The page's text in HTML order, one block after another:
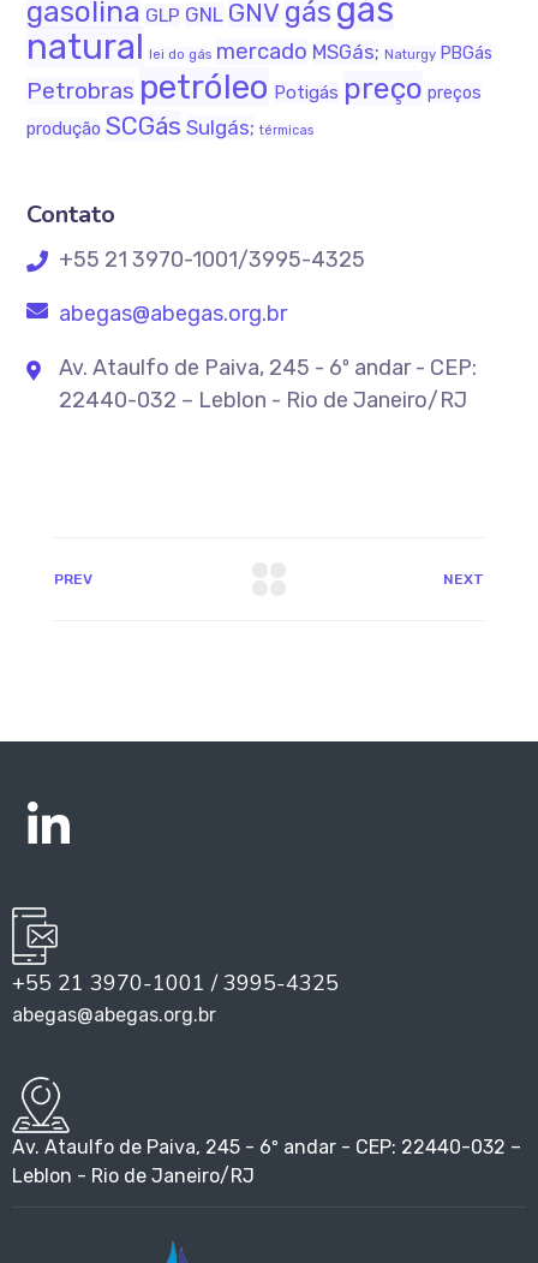
gasolina GLP GNL GNV gás gás
natural lei do gás mercado MSGás; Naturgy PBGás
Petrobras petróleo Potigás preço preços
produção SCGás Sulgás; térmicas
Contato
+55 21 3970-1001/3995-4325
abegas@abegas.org.br
Av. Ataulfo de Paiva, 245 - 6º andar - CEP:
22440-032 – Leblon - Rio de Janeiro/RJ
PREV NEXT
+55 21 3970-1001 / 3995-4325
abegas@abegas.org.br
Av. Ataulfo de Paiva, 245 - 6º andar - CEP: 22440-032 –
Leblon - Rio de Janeiro/RJ